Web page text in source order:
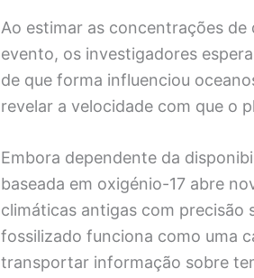
Ao estimar as concentrações
evento, os investigadores
de que forma influenciou
revelar a velocidade com que o
Embora dependente da
baseada em oxigénio-17 abre
climáticas antigas com precisão
fossilizado funciona como uma
transportar informação sobre